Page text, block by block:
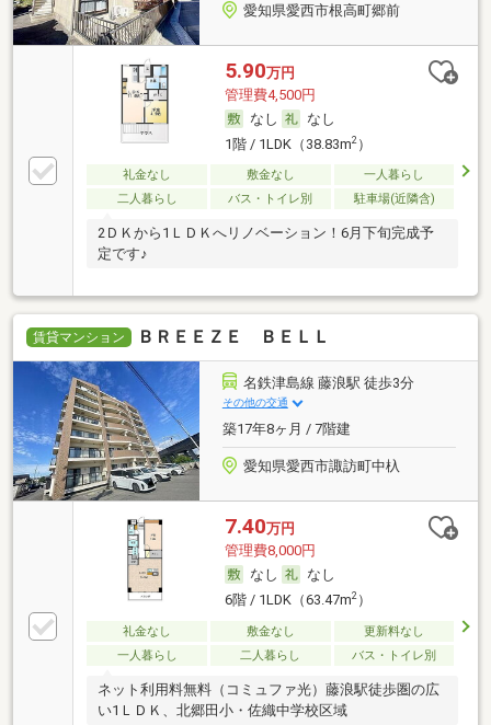
愛知県愛西市根高町郷前
5.90万円
管理費4,500円
なし
なし
1階 / 1LDK（38.83m2）
礼金なし 敷金なし
一人暮らし
二人暮らし
バス・トイレ別 駐車場(近隣含)
2ＤＫから1ＬＤＫへリノベーション！6月下旬完成予
定です♪
賃貸マンション ＢＲＥＥＺＥ ＢＥＬＬ
名鉄津島線 藤浪駅 徒歩3分
その他の交通
築17年8ヶ月 / 7階建
愛知県愛西市諏訪町中杁
7.40万円
管理費8,000円
なし
なし
6階 / 1LDK（63.47m2）
礼金なし 敷金なし
更新料なし
一人暮らし
二人暮らし バス・トイレ別
ネット利用料無料（コミュファ光）藤浪駅徒歩圏の広
い1ＬＤＫ、北郷田小・佐織中学校区域